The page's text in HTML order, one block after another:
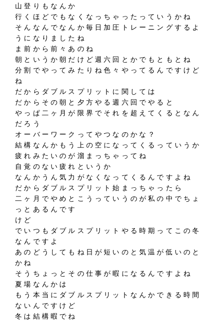
山登りもなんか
行くほどでもなくなっちゃったっていうかね
そんなんでなんか毎日加圧トレーニングするよ
うになりましたね
ま前から前々あのね
朝というか朝だけど週六回とかでもともとね
分割でやってみたりね色々やってるんですけど
ね
だからダブルスプリットに関しては
だからその朝と夕方やる週六回でやると
やっぱ二ヶ月が限界でそれを超えてくるとなん
だろう
オーバーワークってやつなのかな？
結構なんかもう上の空になってくるっていうか
疲れみたいのが溜まっちゃってね
自覚のない疲れというか
なんかうん気力がなくなってくるんですよね
だからダブルスプリット始まっちゃったら
二ヶ月でやめとこうっていうのが私の中でちょ
っとあるんです
けど
でいつもダブルスプリットやる時期ってこの冬
なんですよ
あのどうしてもね日が短いのと気温が低いのと
かね
そうちょっとその仕事が暇になるんですよね
夏場なんかは
もう本当にダブルスプリットなんかできる時間
ないんですけど
冬は結構暇でね